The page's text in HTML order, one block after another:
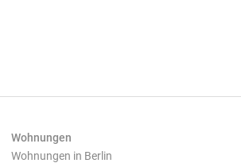
Wohnungen
Wohnungen in Berlin